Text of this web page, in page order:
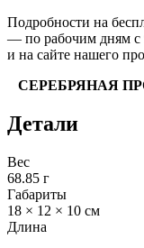
Подробности на
— по рабочим дням с
и на сайте нашего
СЕРЕБРЯНАЯ
Детали
Вес
68.85 г
Габариты
18 × 12 × 10 см
Длина